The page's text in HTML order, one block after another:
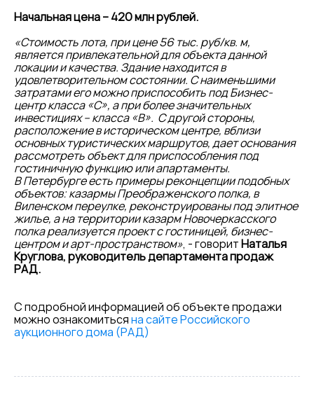
Начальная цена – 420 млн рублей.
«Стоимость лота, при цене 56 тыс. руб/кв. м,
является привлекательной для объекта данной
локации и качества. Здание находится в
удовлетворительном состоянии. С наименьшими
затратами его можно приспособить под Бизнес-
центр класса «С», а при более значительных
инвестициях – класса «В». С другой стороны,
расположение в историческом центре, вблизи
основных туристических маршрутов, дает основания
рассмотреть объект для приспособления под
гостиничную функцию или апартаменты.
В Петербурге есть примеры реконцепции подобных
объектов: казармы Преображенского полка, в
Виленском переулке, реконструированы под элитное
жилье, а на территории казарм Новочеркасского
полка реализуется проект с гостиницей, бизнес-
центром и арт-пространством», - говоритНаталья
Круглова, руководитель департамента продаж
РАД.
С подробной информацией об объекте продажи
можно ознакомитьсяна сайте Российского
аукционного дома (РАД)